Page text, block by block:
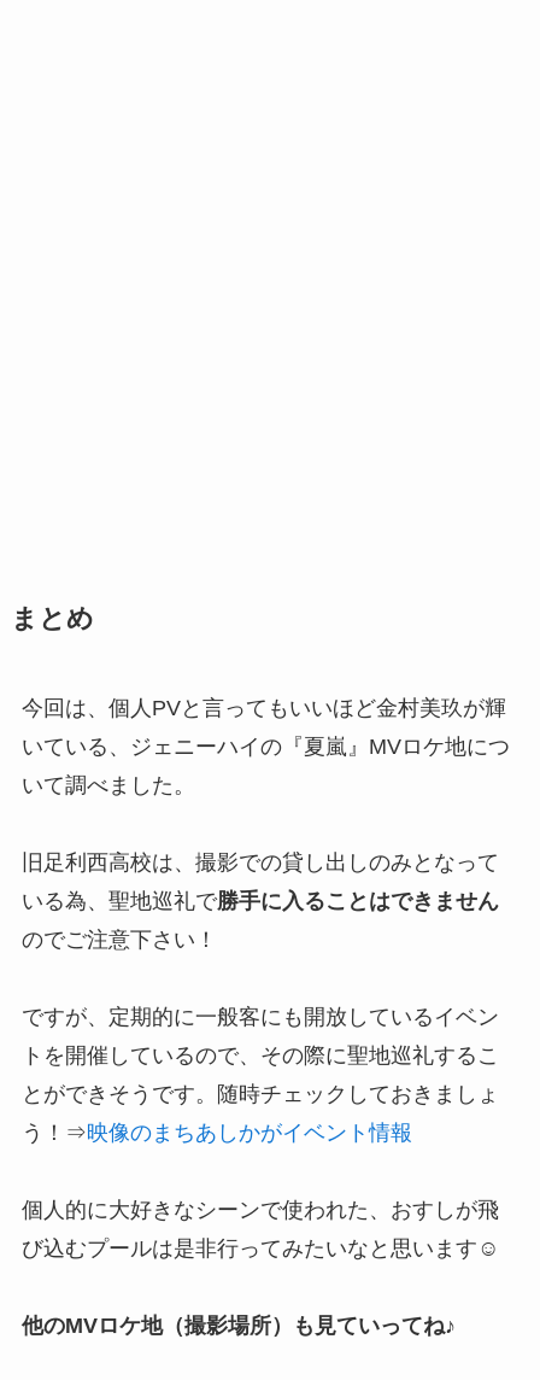
まとめ
今回は、個人PVと言ってもいいほど金村美玖が輝
いている、ジェニーハイの『夏嵐』MVロケ地につ
いて調べました。
旧足利西高校は、撮影での貸し出しのみとなって
いる為、聖地巡礼で勝手に入ることはできません
のでご注意下さい！
ですが、定期的に一般客にも開放しているイベン
トを開催しているので、その際に聖地巡礼するこ
とができそうです。随時チェックしておきましょ
う！⇒映像のまちあしかがイベント情報
個人的に大好きなシーンで使われた、おすしが飛
び込むプールは是非行ってみたいなと思います☺
他のMVロケ地（撮影場所）も見ていってね♪